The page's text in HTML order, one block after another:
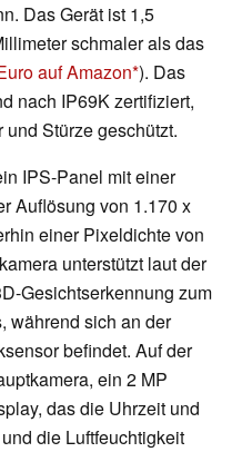
Das Gerät ist 1,5
schmaler als das
auf Amazon ). Das
nach IP69K zertifiziert,
Stürze geschützt.
IPS-Panel mit einer
Auflösung von 1.170 x
einer Pixeldichte von
unterstützt laut der
Gesichtserkennung zum
während sich an der
befindet. Auf der
ein 2 MP
das die Uhrzeit und
die Luftfeuchtigkeit